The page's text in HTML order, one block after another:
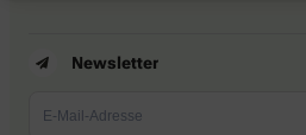
Newsletter